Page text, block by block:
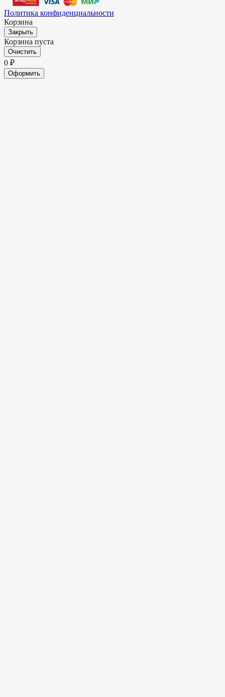
Политика конфиденциальности
Корзина
Закрыть
Корзина пуста
Очистить
0 ₽
Оформить